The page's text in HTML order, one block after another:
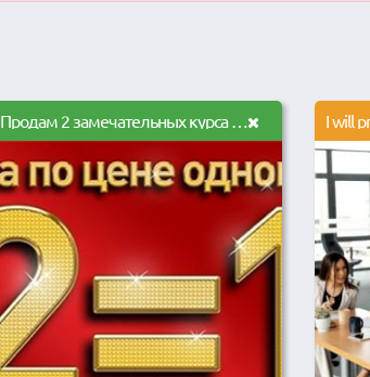
Продам 2 замечательных курса по заработку в интернете